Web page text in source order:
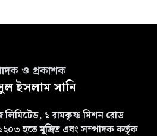
ও প্রকাশক
ইসলাম সানি
লিমিটেড, ১ রামকৃষ্ণ মিশন রোড
হতে মুদ্রিত এবং সম্পাদক কর্তৃক